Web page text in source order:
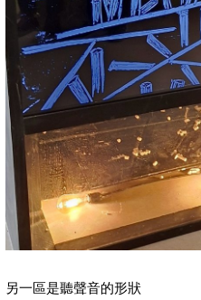
另一區是聽聲音的形狀